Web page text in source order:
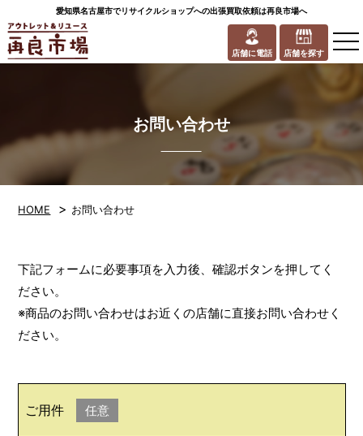
愛知県名古屋市でリサイクルショップへの出張買取依頼は再良市場へ
店舗に電話 店舗を探す
お問い合わせ
HOME > お問い合わせ
下記フォームに必要事項を入力後、確認ボタンを押してく
ださい。
※商品のお問い合わせはお近くの店舗に直接お問い合わせく
ださい。
ご用件 任意